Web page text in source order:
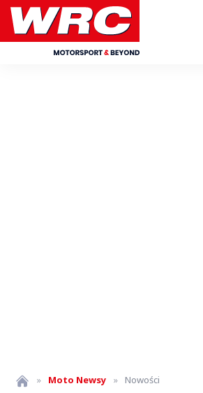
» Moto Newsy » Nowości